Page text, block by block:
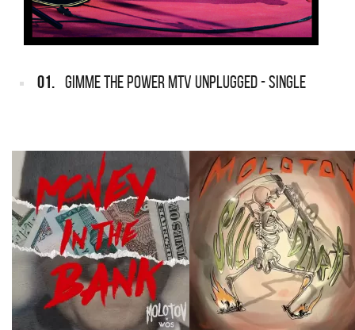
01. GIMME THE POWER MTV UNPLUGGED - SINGLE